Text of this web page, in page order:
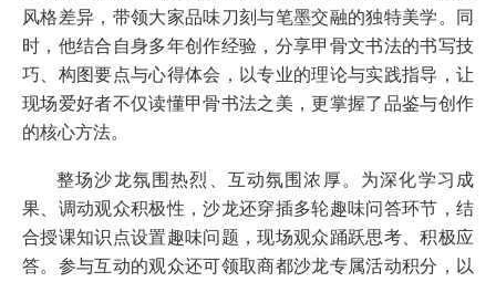
风格差异，带领大家品味刀刻与笔墨交融的独特美学。同
时，他结合自身多年创作经验，分享甲骨文书法的书写技
巧、构图要点与心得体会，以专业的理论与实践指导，让
现场爱好者不仅读懂甲骨书法之美，更掌握了品鉴与创作
的核心方法。
整场沙龙氛围热烈、互动氛围浓厚。为深化学习成
果、调动观众积极性，沙龙还穿插多轮趣味问答环节，结
合授课知识点设置趣味问题，现场观众踊跃思考、积极应
答。参与互动的观众还可领取商都沙龙专属活动积分，以